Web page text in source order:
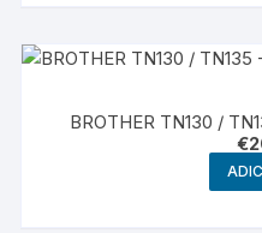
BROTHER TN130 /
€